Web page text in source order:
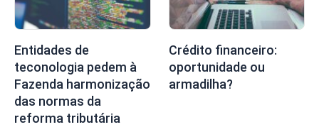
Entidades de
teconologia pedem à
Fazenda harmonização
das normas da
reforma tributária
Crédito financeiro:
oportunidade ou
armadilha?